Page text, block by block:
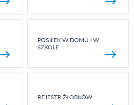
POSIŁEK W DOMU I W
SZKOLE
REJESTR ŻŁOBKÓW